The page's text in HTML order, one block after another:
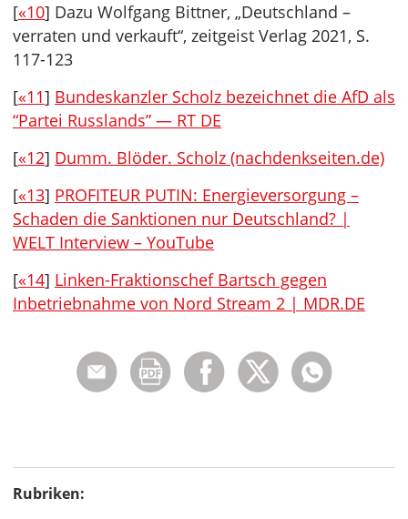
[«10] Dazu Wolfgang Bittner, „Deutschland –
verraten und verkauft“, zeitgeist Verlag 2021, S.
117-123
[«11] Bundeskanzler Scholz bezeichnet die AfD als
“Partei Russlands” — RT DE
[«12] Dumm. Blöder. Scholz (nachdenkseiten.de)
[«13] PROFITEUR PUTIN: Energieversorgung –
Schaden die Sanktionen nur Deutschland? |
WELT Interview – YouTube
[«14] Linken-Fraktionschef Bartsch gegen
Inbetriebnahme von Nord Stream 2 | MDR.DE
Rubriken: